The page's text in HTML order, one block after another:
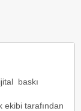
baskı
ekibi tarafından